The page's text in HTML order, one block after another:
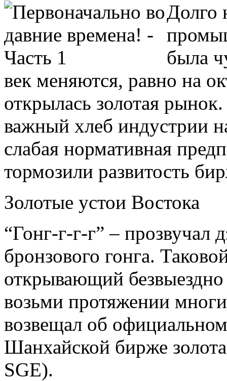
Долго
была
век меняются, равно на
открылась золотая
важный хлеб индустрии
слабая нормативная
тормозили развитость
Золотые устои Востока
“Гонг-г-г-г” – прозвучал
бронзового гонга.
открывающий
возьми протяжении
возвещал об
Шанхайской бирже
SGE).